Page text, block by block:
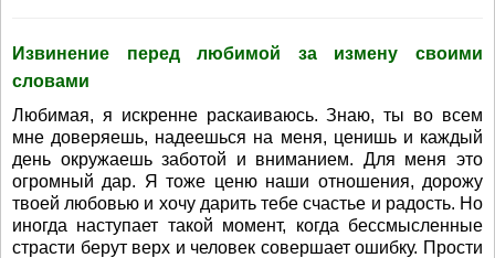
Извинение перед любимой за измену своими
словами
Любимая, я искренне раскаиваюсь. Знаю, ты во всем
мне доверяешь, надеешься на меня, ценишь и каждый
день окружаешь заботой и вниманием. Для меня это
огромный дар. Я тоже ценю наши отношения, дорожу
твоей любовью и хочу дарить тебе счастье и радость. Но
иногда наступает такой момент, когда бессмысленные
страсти берут верх и человек совершает ошибку. Прости